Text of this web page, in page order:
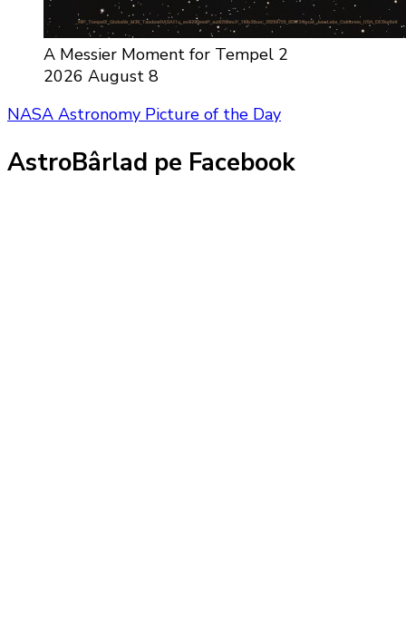
A Messier Moment for Tempel 2
2026 August 8
NASA Astronomy Picture of the Day
AstroBârlad pe Facebook